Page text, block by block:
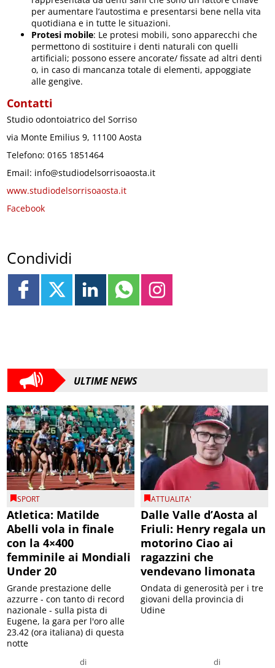
per aumentare l’autostima e presentarsi bene nella vita
quotidiana e in tutte le situazioni.
Protesi mobile: Le protesi mobili, sono apparecchi che
permettono di sostituire i denti naturali con quelli
artificiali; possono essere ancorate/ fissate ad altri denti
o, in caso di mancanza totale di elementi, appoggiate
alle gengive.
Contatti
Studio odontoiatrico del Sorriso
via Monte Emilius 9, 11100 Aosta
Telefono: 0165 1851464
Email: info@studiodelsorrisoaosta.it
www.studiodelsorrisoaosta.it
Facebook
Condividi
ULTIME NEWS
SPORT
Atletica: Matilde
Abelli vola in finale
con la 4×400
femminile ai Mondiali
Under 20
di
Grande prestazione delle
azzurre - con tanto di record
nazionale - sulla pista di
Eugene, la gara per l'oro alle
23.42 (ora italiana) di questa
notte
ATTUALITA'
Dalle Valle d’Aosta al
Friuli: Henry regala un
motorino Ciao ai
ragazzini che
vendevano limonata
di
Ondata di generosità per i tre
giovani della provincia di
Udine